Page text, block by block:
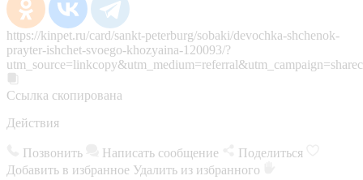
https://kinpet.ru/card/sankt-peterburg/sobaki/devochka-shchenok-
prayter-ishchet-svoego-khozyaina-120093/?
Ссылка скопирована
Действия
Позвонить Написать сообщение
Поделиться
Добавить в избранное Удалить из избранного